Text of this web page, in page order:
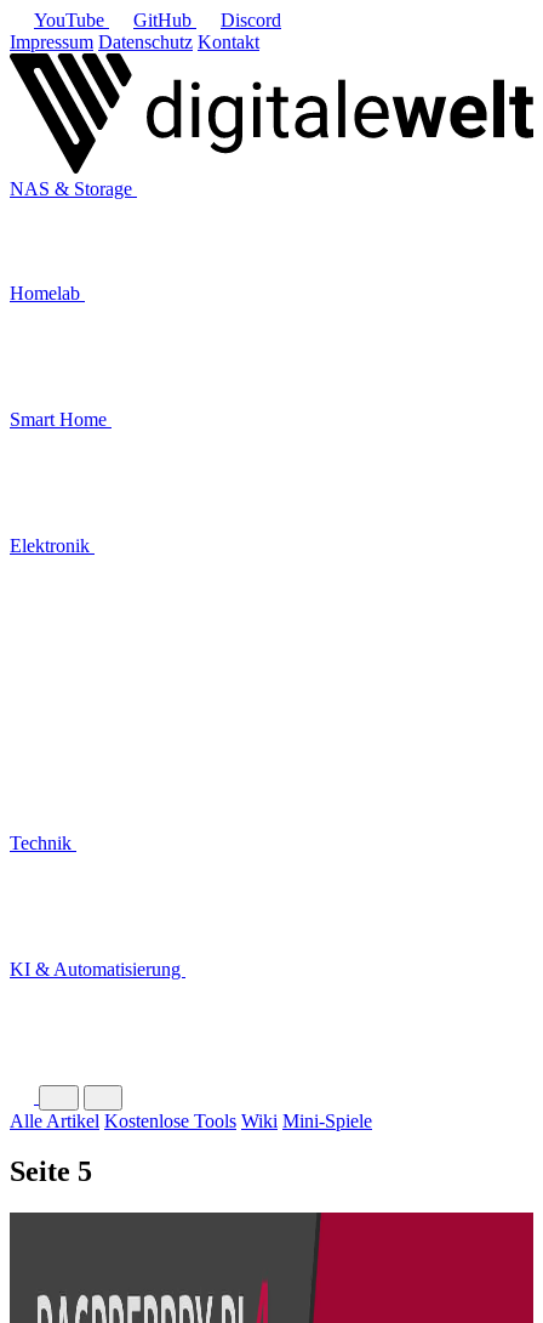
YouTube GitHub
Discord
Impressum Datenschutz Kontakt
NAS & Storage
Homelab
Smart Home
Elektronik
Technik
KI & Automatisierung
Alle Artikel Kostenlose Tools Wiki Mini-Spiele
Seite 5